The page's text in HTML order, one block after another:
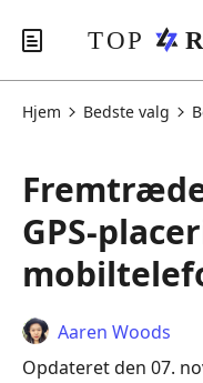
Hjem Bedste valg
GPS-
Aaren Woods
Opdateret den 07.